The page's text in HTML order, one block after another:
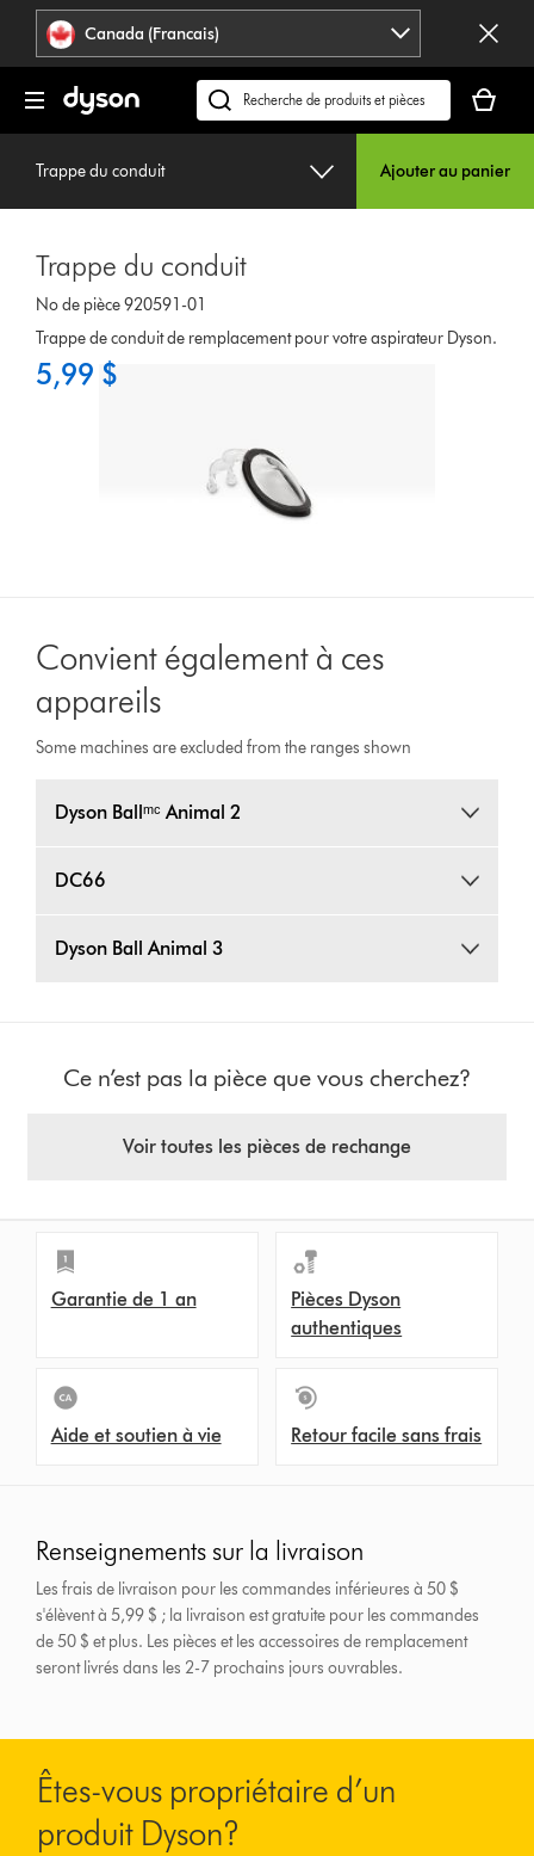
Veuillez
ou
appuyer
Déclaration
relative
à
l’accessibilité
Canada (Francais)
Recherchez
des
support
site
panier
est
Trappe du conduit Ajouter au panier
Trappe du conduit
No de pièce 920591-01
Trappe de conduit de remplacement pour votre aspirateur Dyson.
5,99 $
Convient également à ces
appareils
Some machines are excluded from the ranges shown
Dyson Ballᵐᶜ Animal 2
DC66
Dyson Ball Animal 3
Ce n’est pas la pièce que vous cherchez?
Voir toutes les pièces de rechange
Garantie de 1 an
Pièces Dyson
authentiques
Aide et soutien à vie Retour facile sans frais
Renseignements sur la livraison
Les frais de livraison pour les commandes inférieures à 50 $
s'élèvent à 5,99 $ ; la livraison est gratuite pour les commandes
de 50 $ et plus. Les pièces et les accessoires de remplacement
seront livrés dans les 2-7 prochains jours ouvrables.
Êtes-vous propriétaire d’un
produit Dyson?